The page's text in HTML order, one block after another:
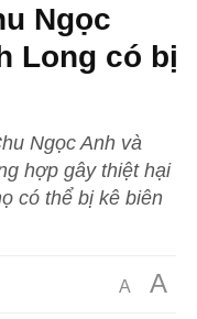
Ngọc
Long có bị
Ngọc Anh và
hợp gây thiệt hại
có thể bị kê biên
A A